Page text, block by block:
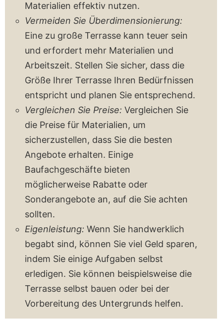
Materialien effektiv nutzen.
Vermeiden Sie Überdimensionierung:
Eine zu große Terrasse kann teuer sein
und erfordert mehr Materialien und
Arbeitszeit. Stellen Sie sicher, dass die
Größe Ihrer Terrasse Ihren Bedürfnissen
entspricht und planen Sie entsprechend.
Vergleichen Sie Preise: Vergleichen Sie
die Preise für Materialien, um
sicherzustellen, dass Sie die besten
Angebote erhalten. Einige
Baufachgeschäfte bieten
möglicherweise Rabatte oder
Sonderangebote an, auf die Sie achten
sollten.
Eigenleistung: Wenn Sie handwerklich
begabt sind, können Sie viel Geld sparen,
indem Sie einige Aufgaben selbst
erledigen. Sie können beispielsweise die
Terrasse selbst bauen oder bei der
Vorbereitung des Untergrunds helfen.